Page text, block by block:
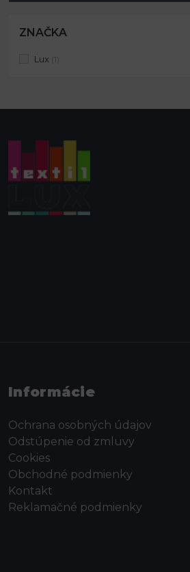
ZNAČKA
Lux (1)
Informácie
Ochrana osobných údajov
Odstúpenie od zmluvy
Cookies
Obchodné podmienky
Kontakt
Reklamačné podmienky